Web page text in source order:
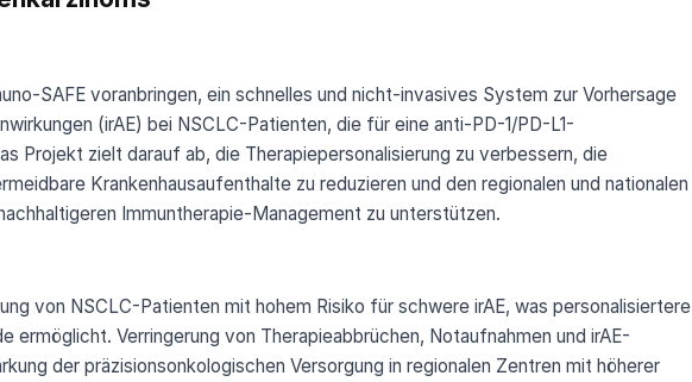
SAFE voranbringen, ein schnelles und nicht-invasives System zur Vorhersage
(irAE) bei NSCLC-Patienten, die für eine anti-PD-1/PD-L1-
Projekt zielt darauf ab, die Therapiepersonalisierung zu verbessern, die
Krankenhausaufenthalte zu reduzieren und den regionalen und nationalen
Immuntherapie-Management zu unterstützen.
von NSCLC-Patienten mit hohem Risiko für schwere irAE, was personalisiertere
ermöglicht. Verringerung von Therapieabbrüchen, Notaufnahmen und irAE-
der präzisionsonkologischen Versorgung in regionalen Zentren mit höherer